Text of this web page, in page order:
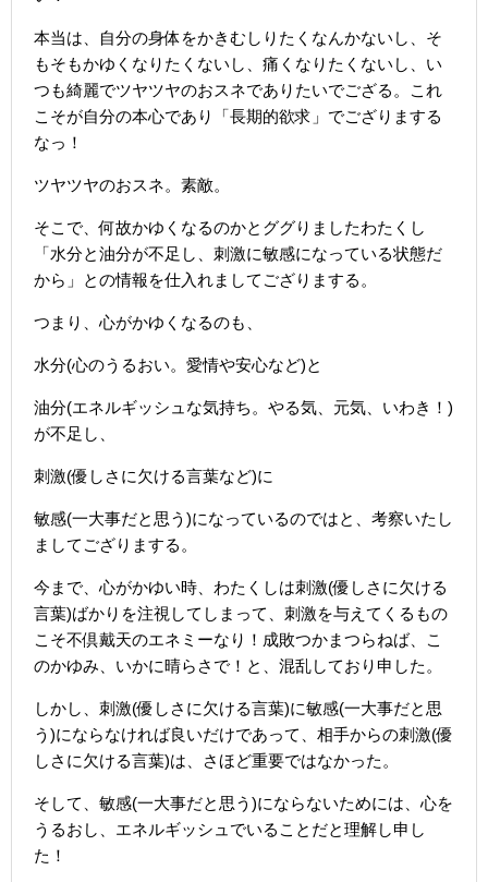
本当は、自分の身体をかきむしりたくなんかないし、そ
もそもかゆくなりたくないし、痛くなりたくないし、い
つも綺麗でツヤツヤのおスネでありたいでござる。これ
こそが自分の本心であり「長期的欲求」でござりまする
なっ！
ツヤツヤのおスネ。素敵。
そこで、何故かゆくなるのかとググりましたわたくし
「水分と油分が不足し、刺激に敏感になっている状態だ
から」との情報を仕入れましてござりまする。
つまり、心がかゆくなるのも、
水分(心のうるおい。愛情や安心など)と
油分(エネルギッシュな気持ち。やる気、元気、いわき！)
が不足し、
刺激(優しさに欠ける言葉など)に
敏感(一大事だと思う)になっているのではと、考察いたし
ましてござりまする。
今まで、心がかゆい時、わたくしは刺激(優しさに欠ける
言葉)ばかりを注視してしまって、刺激を与えてくるもの
こそ不倶戴天のエネミーなり！成敗つかまつらねば、こ
のかゆみ、いかに晴らさで！と、混乱しており申した。
しかし、刺激(優しさに欠ける言葉)に敏感(一大事だと思
う)にならなければ良いだけであって、相手からの刺激(優
しさに欠ける言葉)は、さほど重要ではなかった。
そして、敏感(一大事だと思う)にならないためには、心を
うるおし、エネルギッシュでいることだと理解し申し
た！